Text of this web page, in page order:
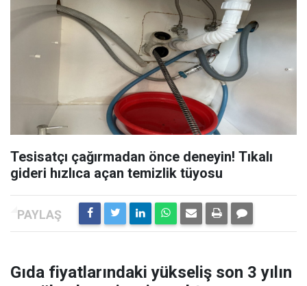
Tesisatçı çağırmadan önce deneyin! Tıkalı
gideri hızlıca açan temizlik tüyosu
Gıda fiyatlarındaki yükseliş son 3 yılın